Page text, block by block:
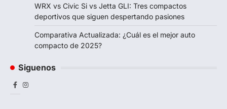
WRX vs Civic Si vs Jetta GLI: Tres compactos
deportivos que siguen despertando pasiones
Comparativa Actualizada: ¿Cuál es el mejor auto
compacto de 2025?
Siguenos
Facebook
Instagram